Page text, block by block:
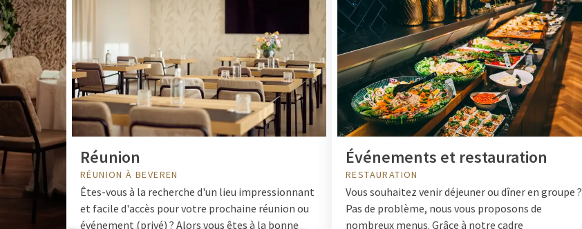
Réunion
RÉUNION À BEVEREN
Êtes-vous à la recherche d'un lieu impressionnant
et facile d'accès pour votre prochaine réunion ou
événement (privé) ? Alors vous êtes à la bonne
Événements et restauration
RESTAURATION
Vous souhaitez venir déjeuner ou dîner en groupe ?
Pas de problème, nous vous proposons de
nombreux menus. Grâce à notre cadre